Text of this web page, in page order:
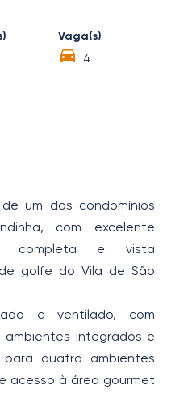
Vaga(s)
4
um dos condomínios
com excelente
completa e vista
golfe do Vila de São
e ventilado, com
integrados e
quatro ambientes
acesso à área gourmet